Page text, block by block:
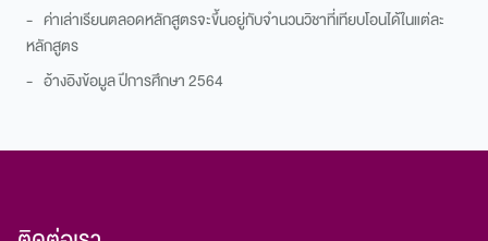
- ค่าเล่าเรียนตลอดหลักสูตรจะขึ้นอยู่กับจำนวนวิชาที่เทียบโอนได้ในแต่ละ
หลักสูตร
- อ้างอิงข้อมูล ปีการศึกษา 2564